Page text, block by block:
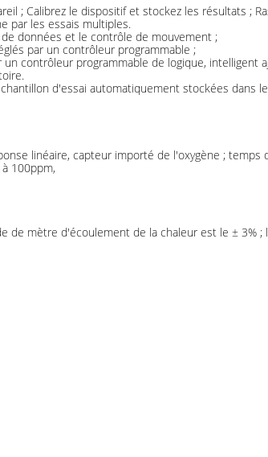
; Calibrez le dispositif et stockez les résultats ;
par les essais multiples.
données et le contrôle de mouvement ;
par un contrôleur programmable ;
contrôleur programmable de logique, intelligent
d'essai automatiquement stockées dans
linéaire, capteur importé de l'oxygène ; temps
100ppm,
de mètre d'écoulement de la chaleur est le ± 3% ;